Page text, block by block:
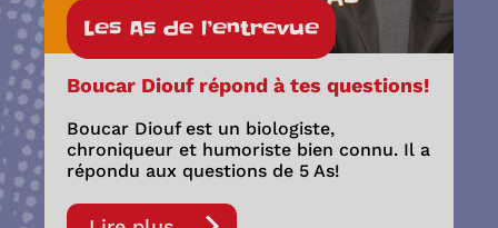
Les As de l’entrevue
Boucar Diouf répond à tes questions!
Boucar Diouf est un biologiste,
chroniqueur et humoriste bien connu. Il a
répondu aux questions de 5 As!